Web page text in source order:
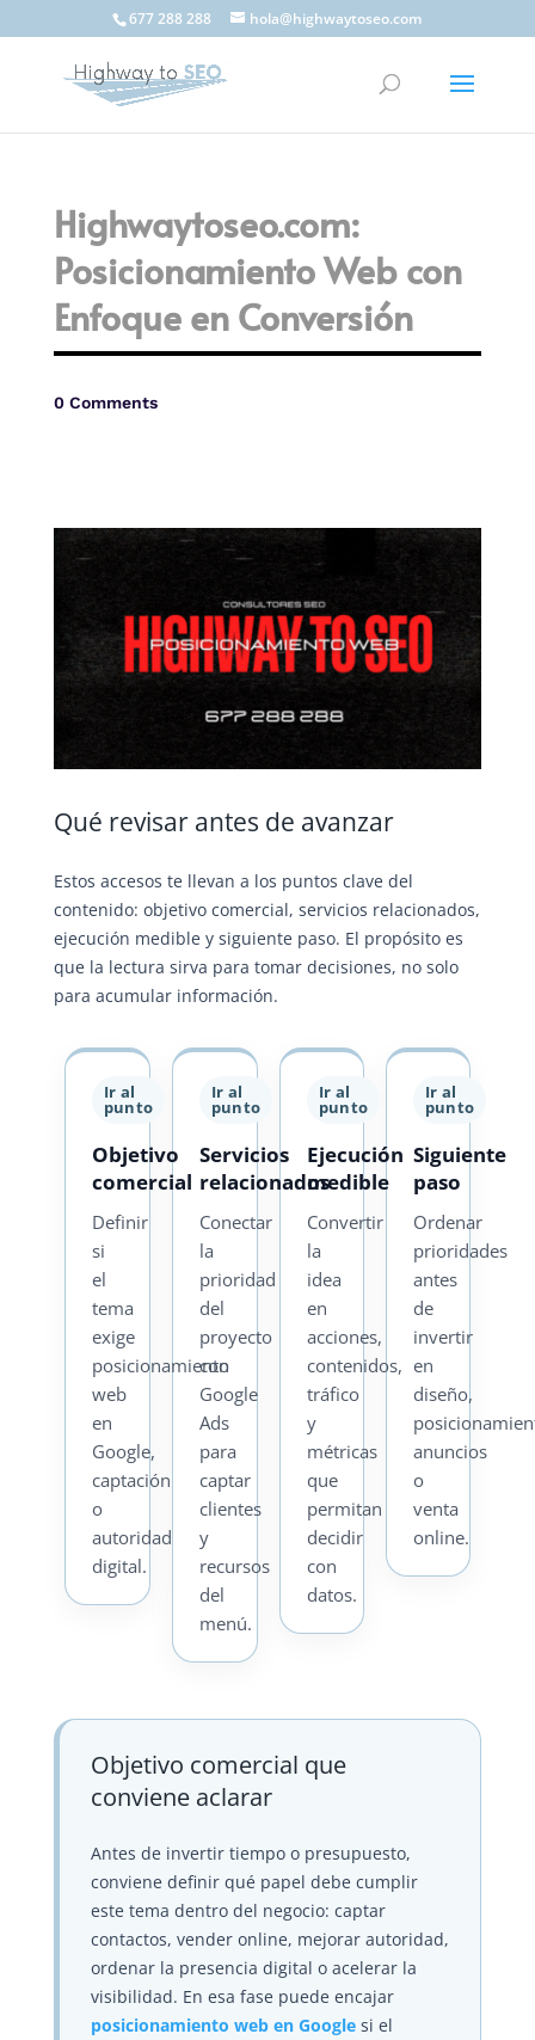
677 288 288 hola@highwaytoseo.com
Highwaytoseo.com:
Posicionamiento Web con
Enfoque en Conversión
0 Comments
Qué revisar antes de avanzar
Estos accesos te llevan a los puntos clave del
contenido: objetivo comercial, servicios relacionados,
ejecución medible y siguiente paso. El propósito es
que la lectura sirva para tomar decisiones, no solo
para acumular información.
Ir al
punto
Objetivo
comercial
Definir
si
el
tema
exige
posicionamiento
web
en
Google,
captación
o
autoridad
digital.
Ir al
punto
Servicios
relacionados
Conectar
la
prioridad
del
proyecto
con
Google
Ads
para
captar
clientes
y
recursos
del
menú.
Ir al
punto
Ejecución
medible
Convertir
la
idea
en
acciones,
contenidos,
tráfico
y
métricas
que
permitan
decidir
con
datos.
Ir al
punto
Siguiente
paso
Ordenar
prioridades
antes
de
invertir
en
diseño,
anuncios
o
venta
online.
Objetivo comercial que
conviene aclarar
Antes de invertir tiempo o presupuesto,
conviene definir qué papel debe cumplir
este tema dentro del negocio: captar
contactos, vender online, mejorar autoridad,
ordenar la presencia digital o acelerar la
visibilidad. En esa fase puede encajar
posicionamiento web en Googlesi el